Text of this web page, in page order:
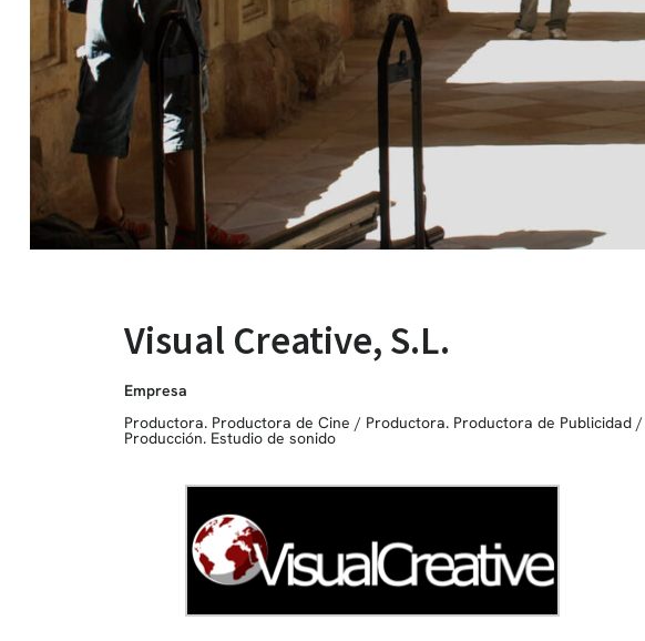
Visual Creative, S.L.
Empresa
Productora. Productora de Cine / Productora. Productora de Publicidad /
Producción. Estudio de sonido